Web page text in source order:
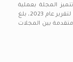
المجلة بعملية
: وفقًا لتقرير عام 2023، بلغ
في مرتبة متقدمة بين المجلات